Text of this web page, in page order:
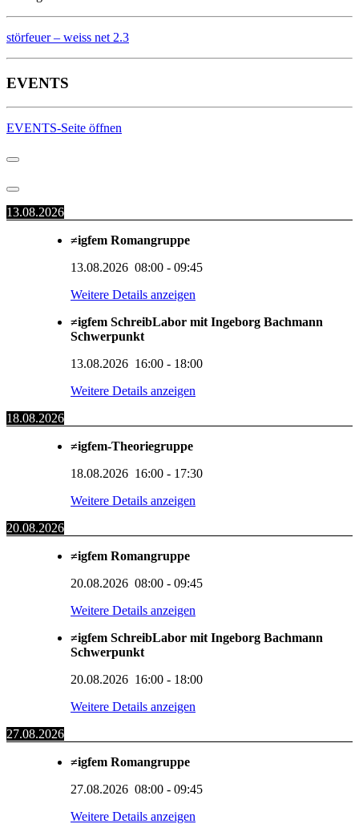
störfeuer – weiss net 2.3
EVENTS
EVENTS-Seite öffnen
13.08.2026
≠igfem Romangruppe
13.08.2026 08:00 - 09:45
Weitere Details anzeigen
≠igfem SchreibLabor mit Ingeborg Bachmann
Schwerpunkt
13.08.2026 16:00 - 18:00
Weitere Details anzeigen
18.08.2026
≠igfem-Theoriegruppe
18.08.2026 16:00 - 17:30
Weitere Details anzeigen
20.08.2026
≠igfem Romangruppe
20.08.2026 08:00 - 09:45
Weitere Details anzeigen
≠igfem SchreibLabor mit Ingeborg Bachmann
Schwerpunkt
20.08.2026 16:00 - 18:00
Weitere Details anzeigen
27.08.2026
≠igfem Romangruppe
27.08.2026 08:00 - 09:45
Weitere Details anzeigen